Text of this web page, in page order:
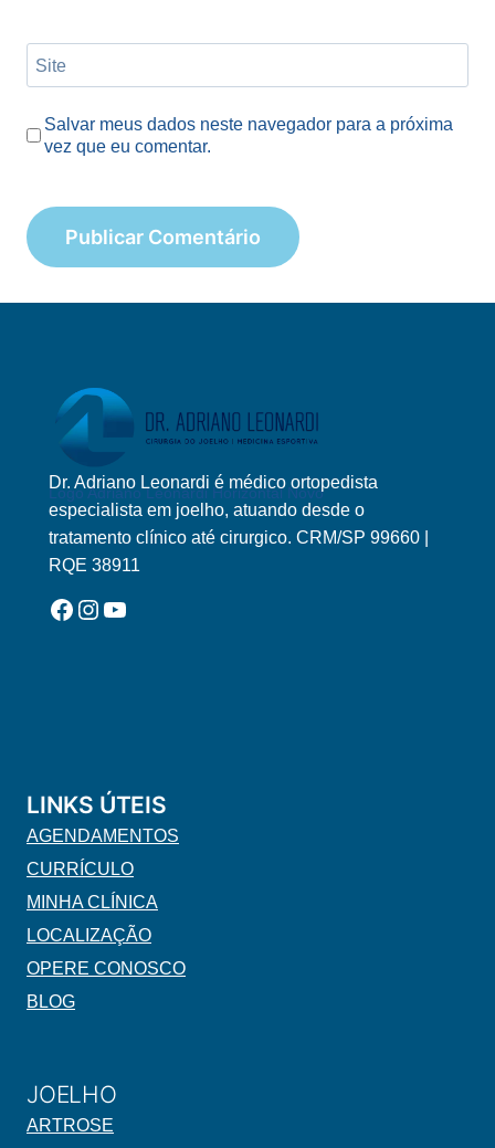
Site
Salvar meus dados neste navegador para a próxima
vez que eu comentar.
Logo Adriano Leonardi Horizontal Novo
Dr. Adriano Leonardi é médico ortopedista
especialista em joelho, atuando desde o
tratamento clínico até cirurgico. CRM/SP 99660 |
RQE 38911
Facebook
Instagram
YouTube
LINKS ÚTEIS
AGENDAMENTOS
CURRÍCULO
MINHA CLÍNICA
LOCALIZAÇÃO
OPERE CONOSCO
BLOG
JOELHO
ARTROSE